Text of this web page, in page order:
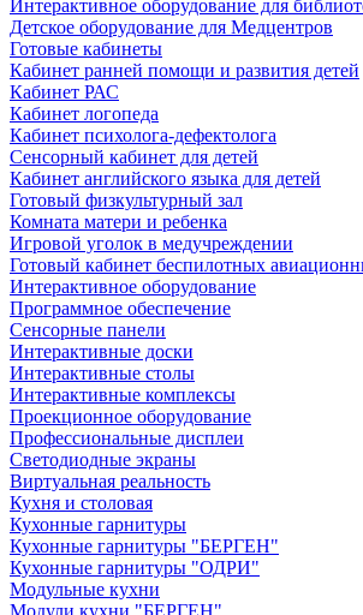
Интерактивное оборудование для
Детское оборудование для Медцентров
Готовые кабинеты
Кабинет ранней помощи и развития детей
Кабинет РАС
Кабинет логопеда
Кабинет психолога-дефектолога
Сенсорный кабинет для детей
Кабинет английского языка для детей
Готовый физкультурный зал
Комната матери и ребенка
Игровой уголок в медучреждении
Готовый кабинет беспилотных
Интерактивное оборудование
Программное обеспечение
Сенсорные панели
Интерактивные доски
Интерактивные столы
Интерактивные комплексы
Проекционное оборудование
Профессиональные дисплеи
Светодиодные экраны
Виртуальная реальность
Кухня и столовая
Кухонные гарнитуры
Кухонные гарнитуры "БЕРГЕН"
Кухонные гарнитуры "ОДРИ"
Модульные кухни
Модули кухни "БЕРГЕН"